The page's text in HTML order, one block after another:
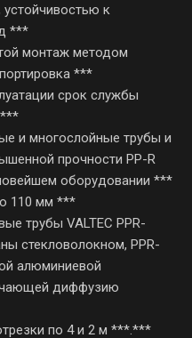
к
***
монтаж методом
***
срок службы
***
и многослойные трубы и
прочности PP-R
оборудовании ***
110 мм ***
трубы VALTEC PPR-
стекловолокном, PPR-
алюминиевой
диффузию
по 4 и 2 м ***.***